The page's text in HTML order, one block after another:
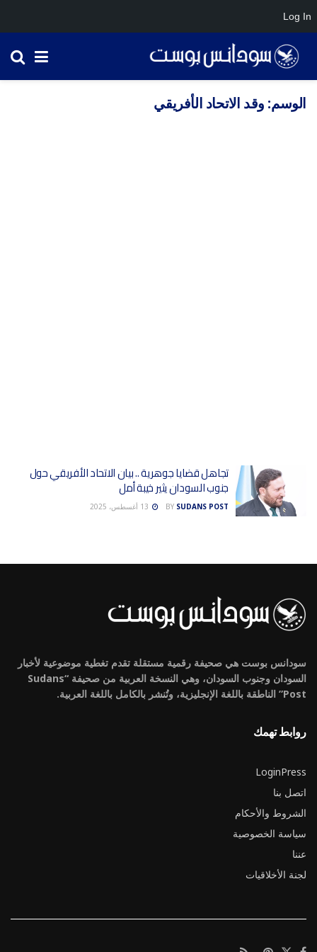
الوسم: وقد الاتحاد الأفريقي
تجاهل قضايا جوهرية .. بيان الاتحاد الأفريقي حول
جنوب السودان يثير خيبة أمل
BY SUDANS POST
سودانس بوست هي صحيفة رقمية مستقلة تقدم تغطية موضوعية لأخبار
السودان وجنوب السودان، وهي النسخة العربية من صحيفة “Sudans
Post” الناطقة باللغة الإنجليزية، وتُنشر بالكامل باللغة العربية.
روابط تهمك
LoginPress
اتصل بنا
الشروط والأحكام
سياسة الخصوصية
عننا
لجنة الأخلاقيات
Log In